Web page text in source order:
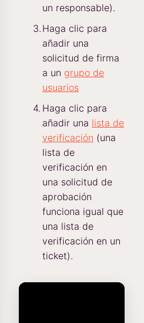
un responsable).
Haga clic para
añadir una
solicitud de firma
a un grupo de
usuarios
Haga clic para
añadir una lista de
verificación (una
lista de
verificación en
una solicitud de
aprobación
funciona igual que
una lista de
verificación en un
ticket).